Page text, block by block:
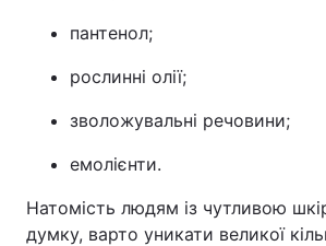
пантенол;
рослинні олії;
зволожувальні речовини;
емолієнти.
Натомість людям із чутливою
думку, варто уникати великої